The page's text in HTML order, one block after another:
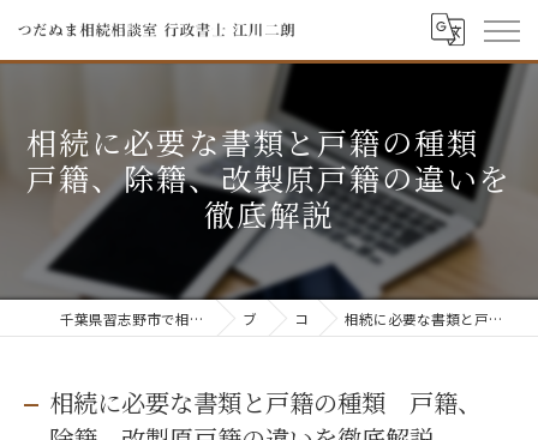
相続に必要な書類と戸籍の種類
戸籍、除籍、改製原戸籍の違いを
徹底解説
千葉県習志野市で相続ならつだぬま相続相談室 行政書士 江川二朗 ブログ コラム 相続に必要な書類と戸籍の種類 戸籍、除籍、改製原戸籍の違いを徹底解説
相続に必要な書類と戸籍の種類 戸籍、